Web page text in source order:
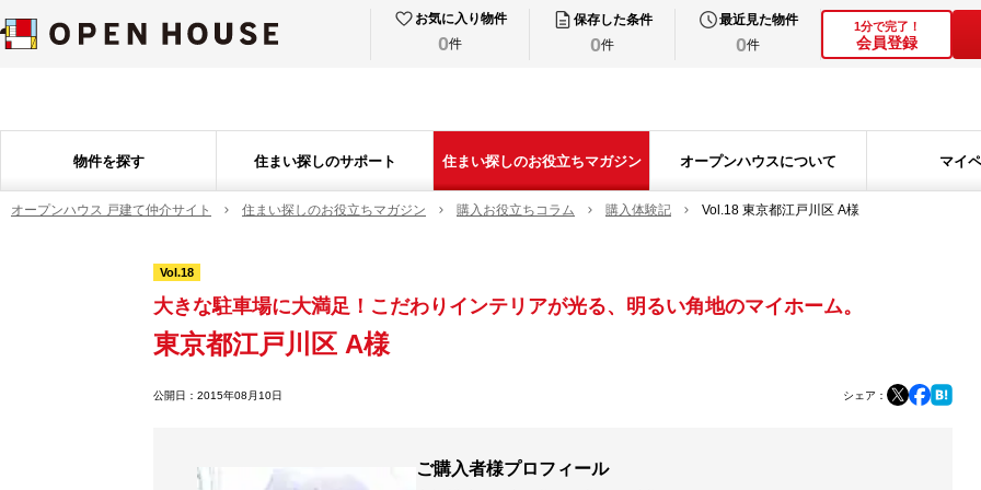
お気に入り物件
0件
保存した条件
0件
最近見た物件
0件
1分で完了！
会員登録
物件を探す 住まい探しのサポート 住まい探しのお役立ちマガジン オープンハウスについて マイ
オープンハウス 戸建て仲介サイト 住まい探しのお役立ちマガジン 購入お役立ちコラム 購入体験記 Vol.18 東京都江戸川区 A様
Vol.18
大きな駐車場に大満足！こだわりインテリアが光る、明るい角地のマイホーム。
東京都江戸川区 A様
公開日： 2015年08月10日 シェア：
ご購入者様プロフィール